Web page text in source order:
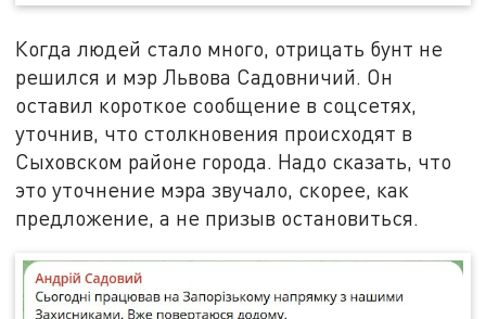
Когда людей стало много, отрицать бунт не
решился и мэр Львова Садовничий. Он
оставил короткое сообщение в соцсетях,
уточнив, что столкновения происходят в
Сыховском районе города. Надо сказать, что
это уточнение мэра звучало, скорее, как
предложение, а не призыв остановиться.